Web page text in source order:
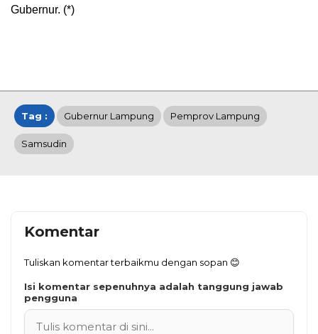
Gubernur. (*)
Tag : Gubernur Lampung Pemprov Lampung
Samsudin
Komentar
Tuliskan komentar terbaikmu dengan sopan 😊
Isi komentar sepenuhnya adalah tanggung jawab
pengguna